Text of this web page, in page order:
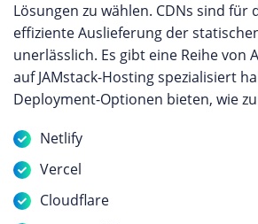
Lösungen zu wählen. CDNs sind für
effiziente Auslieferung der
unerlässlich. Es gibt eine Reihe von
auf JAMstack-Hosting spezialisiert
Deployment-Optionen bieten, wie
Netlify
Vercel
Cloudflare